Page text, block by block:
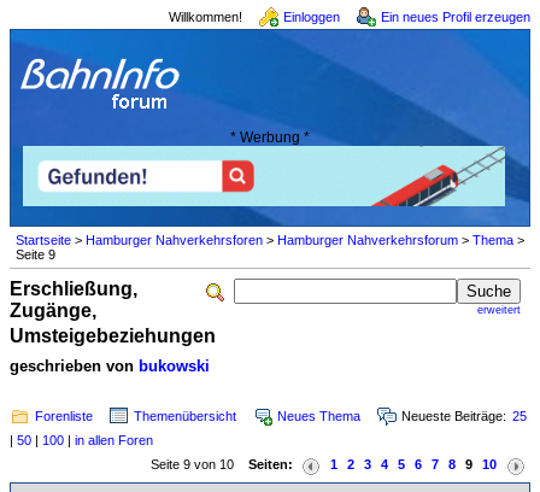
Willkommen! Einloggen Ein neues Profil erzeugen
* Werbung *
Startseite > Hamburger Nahverkehrsforen > Hamburger Nahverkehrsforum > Thema >
Seite 9
erweitert
Erschließung,
Zugänge,
Umsteigebeziehungen
geschrieben von bukowski
Forenliste Themenübersicht Neues Thema Neueste Beiträge: 25
| 50 | 100 | in allen Foren
Seite 9 von 10 Seiten: 1 2 3 4 5 6 7 8 9 10